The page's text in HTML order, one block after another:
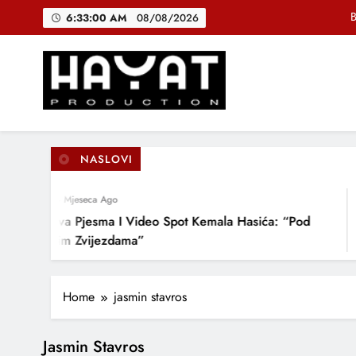
6:33:00 AM 08/08/2026
DJEČIJI
DJEČIJI
Hayat Production
Promocija domaće muzike
NASLOVI
4 Mjeseca Ago
Nova Pjesma I Video Spot Kemala Hasića: “Pod
Ovim Zvijezdama”
Home jasmin stavros
Jasmin Stavros